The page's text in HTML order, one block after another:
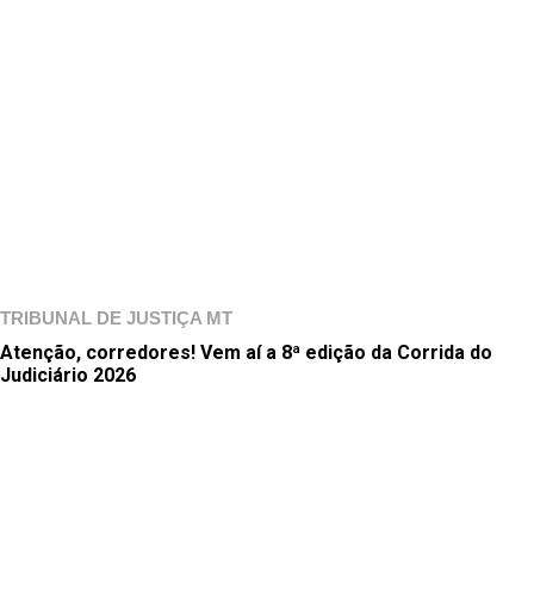
TRIBUNAL DE JUSTIÇA MT
Atenção, corredores! Vem aí a 8ª edição da Corrida do
Judiciário 2026